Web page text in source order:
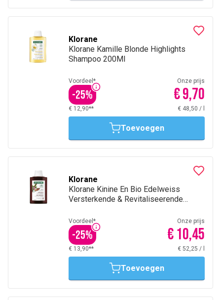
Klorane
Klorane Kamille Blonde Highlights
Shampoo 200Ml
Voordeel*
-25%
Onze prijs
€ 9,70
€ 12,90** € 48,50 /
Toevoegen
Klorane
Klorane Kinine En Bio Edelweiss
Versterkende & Revitaliseerende
Voordeel*
-25%
Onze prijs
€ 10,45
€ 13,90** € 52,25 /
Toevoegen